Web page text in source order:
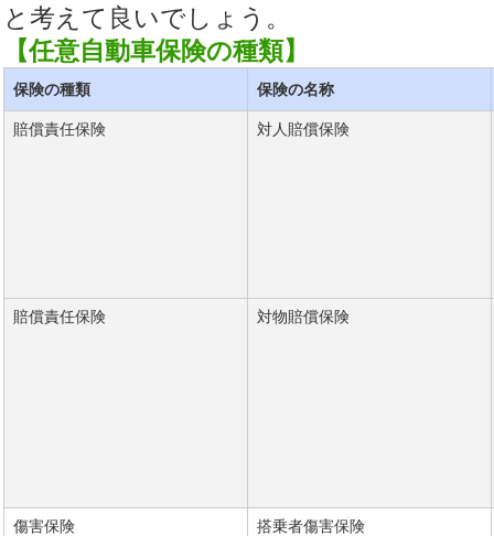
と考えて良いでしょう。
【任意自動車保険の種類】
保険の種類 保険の名称
賠償責任保険 対人賠償保険
賠償責任保険 対物賠償保険
傷害保険 搭乗者傷害保険